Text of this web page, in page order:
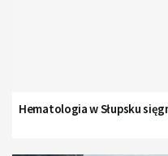
Hematologia w Słupsku